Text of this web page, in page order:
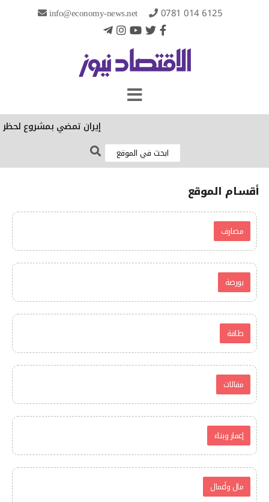
info@economy-news.net 0781 014 6125
إيران تمضي بمشروع لحظر
أقسـام الموقع
مصارف
بورصة
طاقة
مقالات
إعمار وبناء
مال وأعمال